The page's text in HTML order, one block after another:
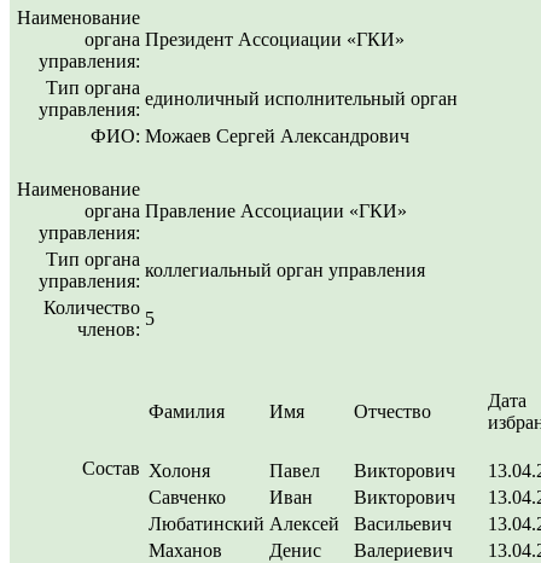
Наименование
органа
управления:
Президент Ассоциации «ГКИ»
Тип органа
управления:
единоличный исполнительный орган
ФИО: Можаев Сергей Александрович
Наименование
органа
управления:
Правление Ассоциации «ГКИ»
Тип органа
управления:
коллегиальный орган управления
Количество
членов:
5
Состав
Фамилия Имя Отчество
Дата
Холоня Павел Викторович
Савченко
Иван Викторович
Любатинский Алексей Васильевич
Маханов
Денис Валериевич